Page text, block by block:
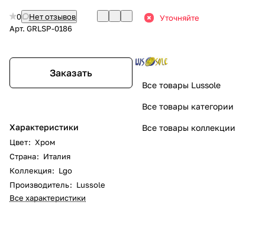
0
Нет отзывов
Арт. GRLSP-0186
Заказать
Характеристики
Цвет: Хром
Страна: Италия
Коллекция: Lgo
Производитель: Lussole
Все характеристики
Уточняйте
Все товары Lussole
Все товары категории
Все товары коллекции